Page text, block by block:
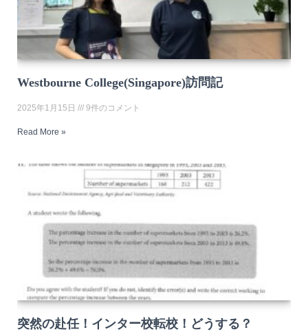
Westbourne College(Singapore)訪問記
2025年1月15日 9件のコメント
Read More »
突然の赴任！インター校転校！どうする？